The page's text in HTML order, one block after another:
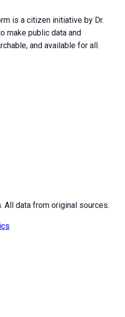
is a citizen initiative by Dr.
make public data and
and available for all.
All data from original sources.